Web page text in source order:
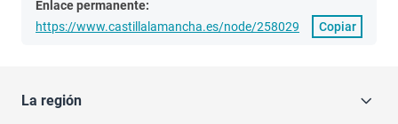
Enlace permanente:
https://www.castillalamancha.es/node/258029
Copiar
La región